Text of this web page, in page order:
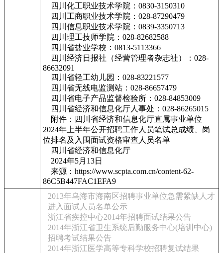
四川化工职业技术学院：0830-3150310
四川工商职业技术学院：028-87290479
四川信息职业技术学院：0839-3350713
四川理工技师学院：028-82682588
四川省盐业学校：0813-5113366
四川经济日报社（经营管理者杂志社）：028-
86632091
四川省轻工幼儿园：028-83221577
四川省无线电监测站：028-86657479
四川省电子产品监督检验所：028-84853009
四川省经济和信息化厅人事处：028-86265015
附件：四川省经济和信息化厅直属事业单位
2024年上半年公开招聘工作人员笔试总成绩、岗
位排名及入围面试资格审查人员名单
四川省经济和信息化厅
2024年5月13日
来源：https://www.scpta.com.cn/content-62-
86C5B447FAC1EFA9
2013年乌海市海南区招聘事业单位急需紧缺人才
进入面试人员名单公示
浙江省疾控中心2014年招聘面试结果公告
2014年浙江省卫生系统后勤服务中心(培训中心)
招聘考试结果公告
2014年浙江医学高等专科学校招聘复试结果